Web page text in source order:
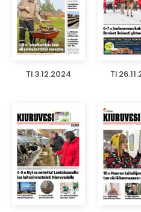
TI 3.12.2024 TI